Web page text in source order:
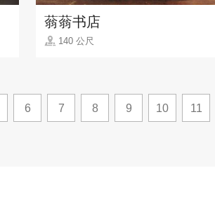
蓊蓊书店
140 公尺
6 7 8 9 10 11